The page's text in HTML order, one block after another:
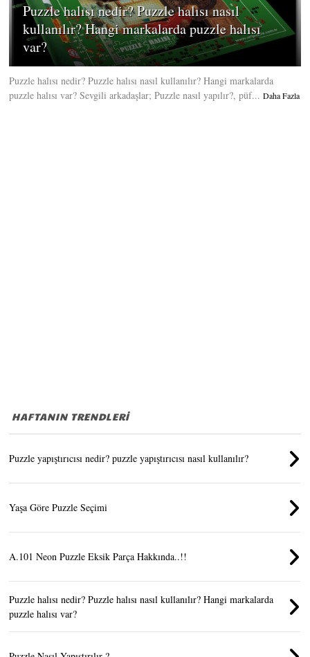
Puzzle halısı nedir? Puzzle halısı nasıl
kullanılır? Hangi markalarda puzzle halısı
var?
Puzzle halısı nedir? Puzzle halısı nasıl kullanılır? Hangi markalarda
puzzle halısı var? Sevgili arkadaşlar; Puzzle nasıl yapılır?, püf... Daha Fazla
HAFTANIN TRENDLERİ
Puzzle yapıştırıcısı nedir? puzzle yapıştırıcısı nasıl kullanılır?
Yaşa Göre Puzzle Seçimi
A.101 Neon Puzzle Eksik Parça Hakkında..!!
Puzzle halısı nedir? Puzzle halısı nasıl kullanılır? Hangi markalarda
puzzle halısı var?